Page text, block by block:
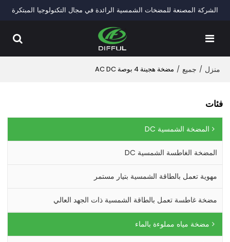
الشركة المصنعة للمضخات الشمسية الرائدة في مجال التكنولوجيا المبتكرة
منزل / جميع / مضخة هجينة 4 بوصة AC DC
فئات
المضخة الشمسية DC
المضخة الغاطسة الشمسية DC
مهوية تعمل بالطاقة الشمسية بتيار مستمر
مضخة غاطسة تعمل بالطاقة الشمسية ذات الجهد العالي
مضخة مياه مملوءة بالماء